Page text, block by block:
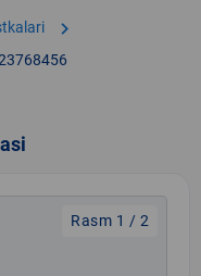
chevron_right
Rasm 1 / 2